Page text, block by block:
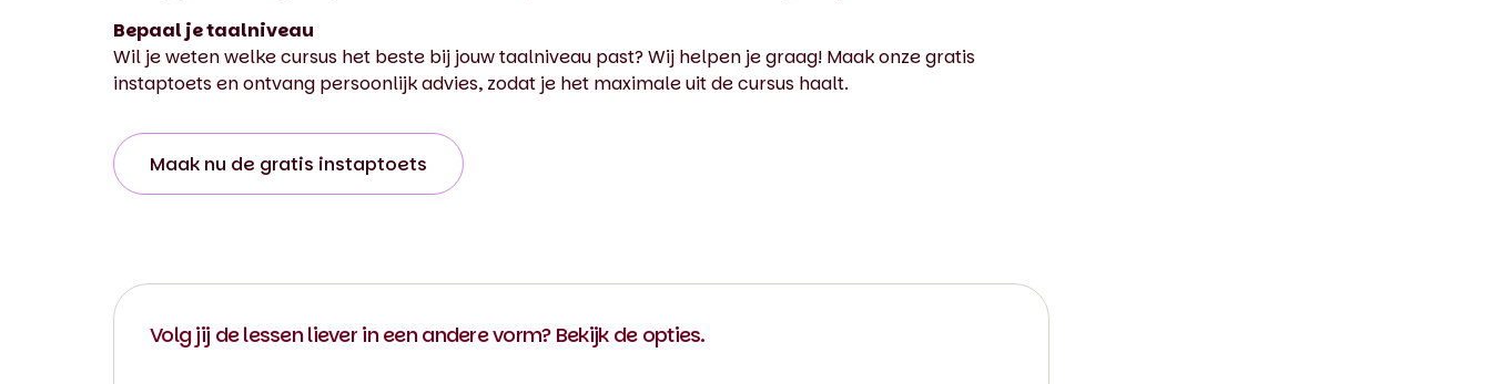
Bepaal je taalniveau
Wil je weten welke cursus het beste bij jouw taalniveau past? Wij helpen je graag! Maak onze gratis
instaptoets en ontvang persoonlijk advies, zodat je het maximale uit de cursus haalt.
Maak nu de gratis instaptoets
Volg jij de lessen liever in een andere vorm? Bekijk de opties.